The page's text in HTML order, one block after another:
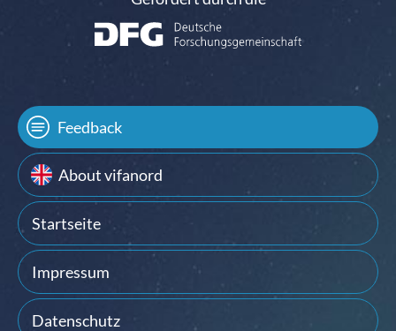
Feedback
About vifanord
Startseite
Impressum
Datenschutz